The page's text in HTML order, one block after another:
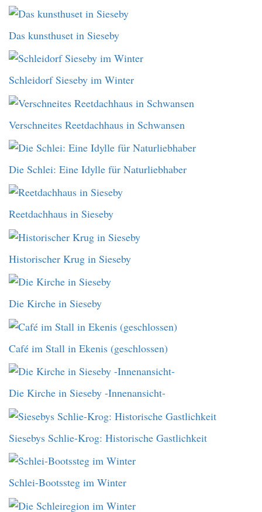
Das kunsthuset in Sieseby
Schleidorf Sieseby im Winter
Verschneites Reetdachhaus in Schwansen
Die Schlei: Eine Idylle für Naturliebhaber
Reetdachhaus in Sieseby
Historischer Krug in Sieseby
Die Kirche in Sieseby
Café im Stall in Ekenis (geschlossen)
Die Kirche in Sieseby -Innenansicht-
Siesebys Schlie-Krog: Historische Gastlichkeit
Schlei-Bootssteg im Winter